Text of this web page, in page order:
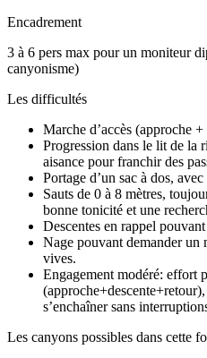
Encadrement
3 à 6 pers max pour un moniteur
canyonisme)
Les difficultés
Marche d’accès (approche
Progression dans le lit de la
aisance pour franchir des
Portage d’un sac à dos,
Sauts de 0 à 8 mètres,
bonne tonicité et une
Descentes en rappel
Nage pouvant demander un
vives.
Engagement modéré: effort
s’enchaîner sans
Les canyons possibles dans cette